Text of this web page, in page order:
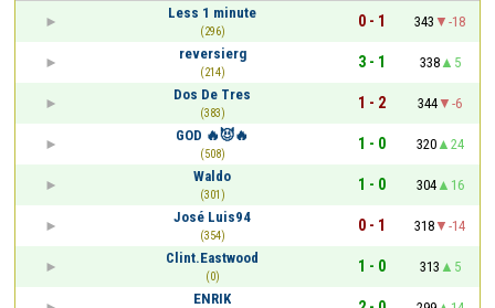
Less 1 minute
(296)
0 - 1 343
-18
reversierg
(214)
3 - 1 338
5
Dos De Tres
(383)
1 - 2 344
-6
GOD 🔥😈🔥
(508)
1 - 0 320
24
Waldo
(301)
1 - 0 304
16
José Luis94
(354)
0 - 1 318
-14
Clint.Eastwood
(0)
1 - 0 313
5
ENRIK